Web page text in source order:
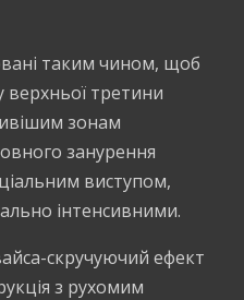
таким чином, щоб
верхньої третини
зонам
занурення
виступом,
інтенсивними.
скручуючий ефект
з рухомим